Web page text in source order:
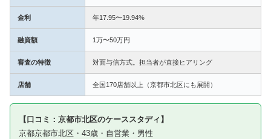
金利 年17.95〜19.94%
融資額 1万〜50万円
審査の特徴 対面与信方式。担当者が直接ヒアリング
店舗 全国170店舗以上（京都市北区にも展開）
【口コミ：京都市北区のケーススタディ】
京都京都市北区・43歳・自営業・男性